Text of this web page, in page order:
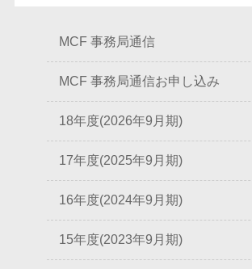
MCF 事務局通信
MCF 事務局通信お申し込み
18年度(2026年9月期)
17年度(2025年9月期)
16年度(2024年9月期)
15年度(2023年9月期)